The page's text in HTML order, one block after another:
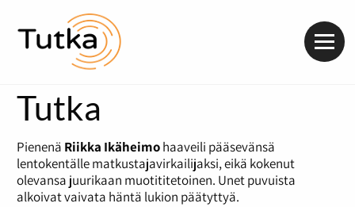
Tutka
Pienenä Riikka Ikäheimohaaveili pääsevänsä
lentokentälle matkustajavirkailijaksi, eikä kokenut
olevansa juurikaan muotititetoinen. Unet puvuista
alkoivat vaivata häntä lukion päätyttyä.